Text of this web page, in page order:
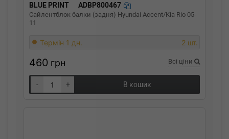
BLUE PRINT ADBP800467
Сайлентблок балки (задня) Hyundai Accent/Kia Rio 05-
11
Термін 1 дн. 2 шт.
460 грн Всі ціни
- + В кошик